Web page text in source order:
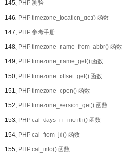
145、PHP 测验
146、PHP timezone_location_get() 函数
147、PHP 参考手册
148、PHP timezone_name_from_abbr() 函数
149、PHP timezone_name_get() 函数
150、PHP timezone_offset_get() 函数
151、PHP timezone_open() 函数
152、PHP timezone_version_get() 函数
153、PHP cal_days_in_month() 函数
154、PHP cal_from_jd() 函数
155、PHP cal_info() 函数